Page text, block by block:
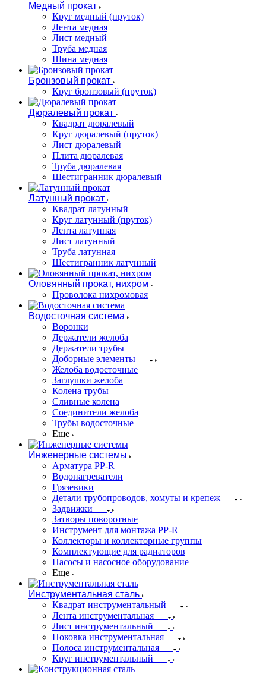
Медный прокат
Круг медный (пруток)
Лента медная
Лист медный
Труба медная
Шина медная
Бронзовый прокат
Круг бронзовый (пруток)
Дюралевый прокат
Квадрат дюралевый
Круг дюралевый (пруток)
Лист дюралевый
Плита дюралевая
Труба дюралевая
Шестигранник дюралевый
Латунный прокат
Квадрат латунный
Круг латунный (пруток)
Лента латунная
Лист латунный
Труба латунная
Шестигранник латунный
Оловянный прокат, нихром
Проволока нихромовая
Водосточная система
Воронки
Держатели желоба
Держатели трубы
Доборные элементы
Желоба водосточные
Заглушки желоба
Колена трубы
Сливные колена
Соединители желоба
Трубы водосточные
Еще
Инженерные системы
Арматура PP-R
Водонагреватели
Грязевики
Детали трубопроводов, хомуты и крепеж
Задвижки
Затворы поворотные
Инструмент для монтажа PP-R
Коллекторы и коллекторные группы
Комплектующие для радиаторов
Насосы и насосное оборудование
Еще
Инструментальная сталь
Квадрат инструментальный
Лента инструментальная
Лист инструментальный
Поковка инструментальная
Полоса инструментальная
Круг инструментальный